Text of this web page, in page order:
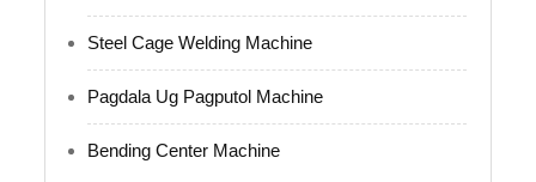
Steel Cage Welding Machine
Pagdala Ug Pagputol Machine
Bending Center Machine